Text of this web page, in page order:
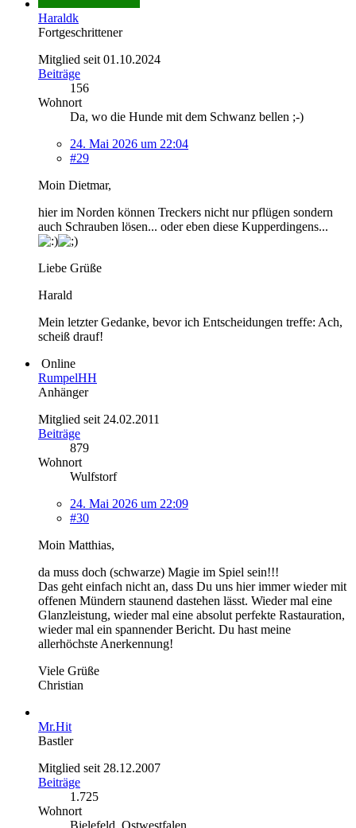
Haraldk
Fortgeschrittener
Mitglied seit 01.10.2024
Beiträge
156
Wohnort
Da, wo die Hunde mit dem Schwanz bellen ;-)
24. Mai 2026 um 22:04
#29
Moin Dietmar,
hier im Norden können Treckers nicht nur pflügen sondern
auch Schrauben lösen... oder eben diese Kupperdingens...
Liebe Grüße
Harald
Mein letzter Gedanke, bevor ich Entscheidungen treffe: Ach,
scheiß drauf!
Online
RumpelHH
Anhänger
Mitglied seit 24.02.2011
Beiträge
879
Wohnort
Wulfstorf
24. Mai 2026 um 22:09
#30
Moin Matthias,
da muss doch (schwarze) Magie im Spiel sein!!!
Das geht einfach nicht an, dass Du uns hier immer wieder mit
offenen Mündern staunend dastehen lässt. Wieder mal eine
Glanzleistung, wieder mal eine absolut perfekte Rastauration,
wieder mal ein spannender Bericht. Du hast meine
allerhöchste Anerkennung!
Viele Grüße
Christian
Mr.Hit
Bastler
Mitglied seit 28.12.2007
Beiträge
1.725
Wohnort
Bielefeld, Ostwestfalen